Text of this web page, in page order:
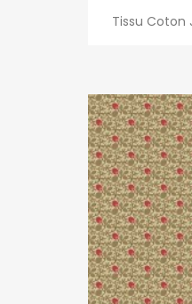
Tissu Coton